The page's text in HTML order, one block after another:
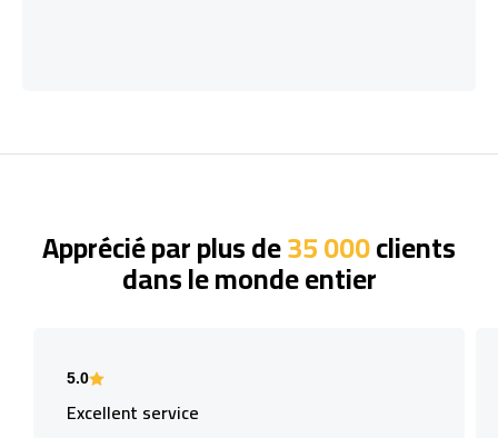
Apprécié par plus de35 000clients
dans le monde entier
5.0
Excellent service